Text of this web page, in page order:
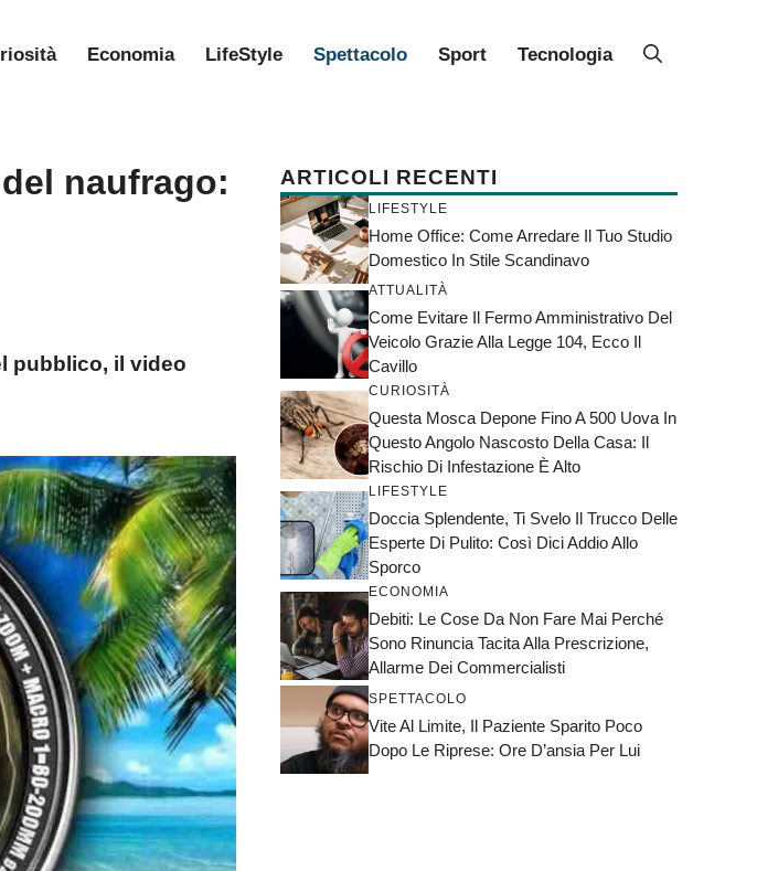
Economia LifeStyle Spettacolo Sport Tecnologia
naufrago:
pubblico, il video
ARTICOLI RECENTI
LIFESTYLE
Home Office: Come Arredare Il Tuo Studio
Domestico In Stile Scandinavo
ATTUALITÀ
Come Evitare Il Fermo Amministrativo Del
Veicolo Grazie Alla Legge 104, Ecco Il
Cavillo
CURIOSITÀ
Questa Mosca Depone Fino A 500 Uova In
Questo Angolo Nascosto Della Casa: Il
Rischio Di Infestazione È Alto
LIFESTYLE
Doccia Splendente, Ti Svelo Il Trucco Delle
Esperte Di Pulito: Così Dici Addio Allo
Sporco
ECONOMIA
Debiti: Le Cose Da Non Fare Mai Perché
Sono Rinuncia Tacita Alla Prescrizione,
Allarme Dei Commercialisti
SPETTACOLO
Vite Al Limite, Il Paziente Sparito Poco
Dopo Le Riprese: Ore D’ansia Per Lui